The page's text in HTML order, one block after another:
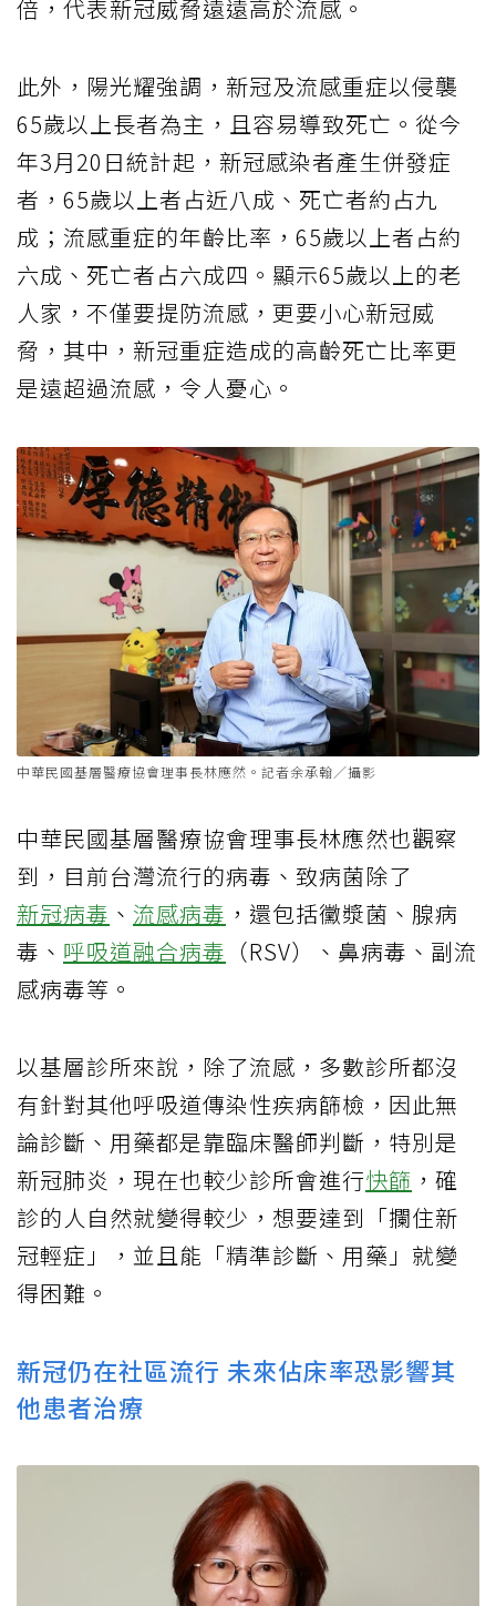
倍，代表新冠威脅遠遠高於流感。
此外，陽光耀強調，新冠及流感重症以侵襲
65歲以上長者為主，且容易導致死亡。從今
年3月20日統計起，新冠感染者產生併發症
者，65歲以上者占近八成、死亡者約占九
成；流感重症的年齡比率，65歲以上者占約
六成、死亡者占六成四。顯示65歲以上的老
人家，不僅要提防流感，更要小心新冠威
脅，其中，新冠重症造成的高齡死亡比率更
是遠超過流感，令人憂心。
中華民國基層醫療協會理事長林應然。記者余承翰／攝影
中華民國基層醫療協會理事長林應然也觀察
到，目前台灣流行的病毒、致病菌除了
新冠病毒 、 流感病毒 ，還包括黴漿菌、腺病
毒、 呼吸道融合病毒 （RSV）、鼻病毒、副流
感病毒等。
以基層診所來說，除了流感，多數診所都沒
有針對其他呼吸道傳染性疾病篩檢，因此無
論診斷、用藥都是靠臨床醫師判斷，特別是
新冠肺炎，現在也較少診所會進行快篩 ，確
診的人自然就變得較少，想要達到「攔住新
冠輕症」，並且能「精準診斷、用藥」就變
得困難。
新冠仍在社區流行 未來佔床率恐影響其
他患者治療